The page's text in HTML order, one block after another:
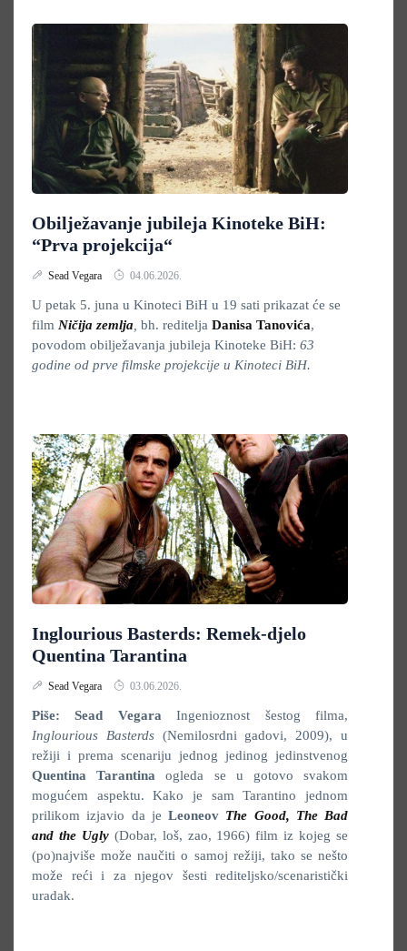
Obilježavanje jubileja Kinoteke BiH:
“Prva projekcija“
Sead Vegara 04.06.2026.
U petak 5. juna u Kinoteci BiH u 19 sati prikazat će se
film Ničija zemlja bh. reditelja Danisa Tanovića,
povodom obilježavanja jubileja Kinoteke BiH: 63
godine od prve filmske projekcije u Kinoteci BiH.
Inglourious Basterds: Remek-djelo
Quentina Tarantina
Sead Vegara 03.06.2026.
Piše: Sead Vegara Ingenioznost šestog filma,
Inglourious Basterds (Nemilosrdni gadovi, 2009), u
režiji i prema scenariju jednog jedinog jedinstvenog
Quentina Tarantina ogleda se u gotovo svakom
mogućem aspektu. Kako je sam Tarantino jednom
prilikom izjavio da je Leoneov The Good, The Bad
and the Ugly (Dobar, loš, zao, 1966) film iz kojeg se
(po)najviše može naučiti o samoj režiji, tako se nešto
može reći i za njegov šesti rediteljsko/scenaristički
uradak.